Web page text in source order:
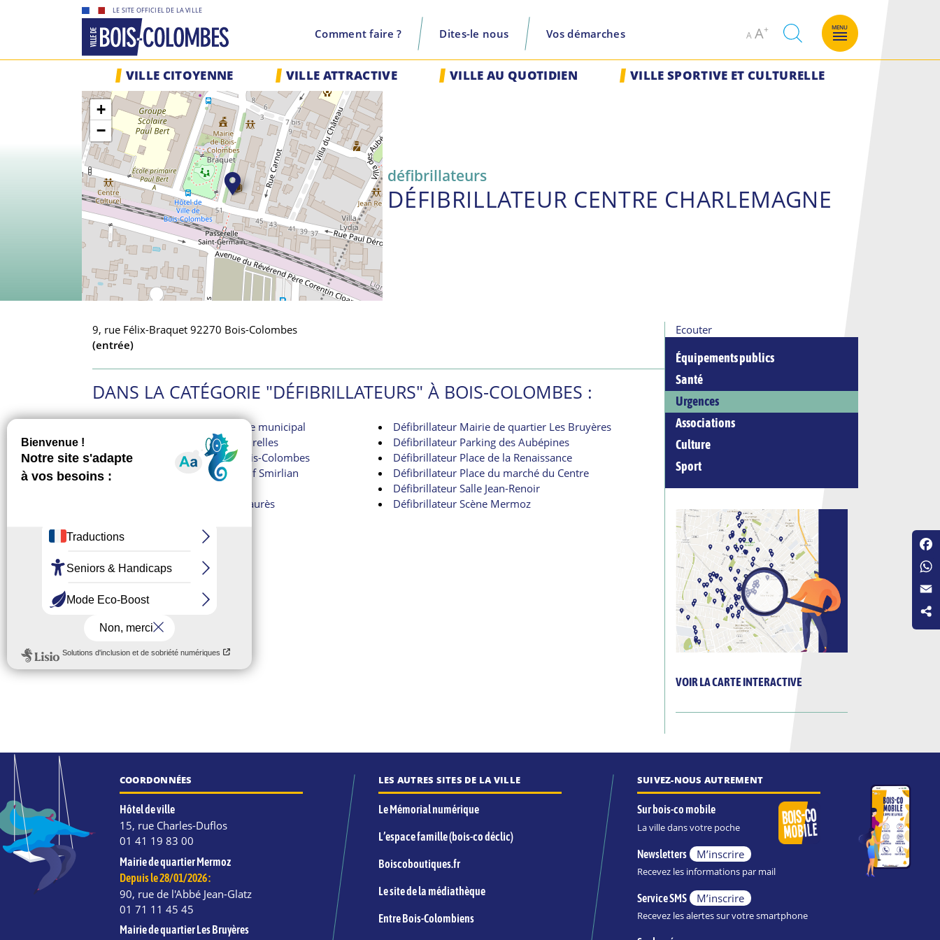
LE SITE OFFICIEL DE LA VILLE
de
la
ville
de
Bois-
Colombes
Comment faire ? Dites-le nous Vos démarches A
Decrease
font
AIncrease
size.
recherche
MENU
VILLE CITOYENNE VILLE ATTRACTIVE VILLE AU QUOTIDIEN VILLE SPORTIVE ET CULTURELLE
+
−
défibrillateurs
DÉFIBRILLATEUR CENTRE CHARLEMAGNE
9, rue Félix-Braquet 92270 Bois-Colombes
(entrée)
DANS LA CATÉGORIE "DÉFIBRILLATEURS" À BOIS-COLOMBES :
Défibrillateur Centre technique municipal
Défibrillateur Château des Tourelles
Défibrillateur Cimetière de Bois-Colombes
Défibrillateur Complexe sportif Smirlian
Défibrillateur Gymnase Jean-Jaurès
Défibrillateur Mairie de quartier Les Bruyères
Défibrillateur Parking des Aubépines
Défibrillateur Place de la Renaissance
Défibrillateur Place du marché du Centre
Défibrillateur Salle Jean-Renoir
Défibrillateur Scène Mermoz
Ecouter
Équipements publics
Santé
Urgences
Associations
Culture
Sport
VOIR LA CARTE INTERACTIVE
COORDONNÉES
Hôtel de ville
15, rue Charles-Duflos
01 41 19 83 00
Mairie de quartier Mermoz
Depuis le 28/01/2026 :
90, rue de l'Abbé Jean-Glatz
01 71 11 45 45
Mairie de quartier Les Bruyères
LES AUTRES SITES DE LA VILLE
Le Mémorial numérique
L’espace famille (bois-co déclic)
Boiscoboutiques.fr
Le site de la médiathèque
Entre Bois-Colombiens
SUIVEZ-NOUS AUTREMENT
Sur bois-co mobile
La ville dans votre poche
Newsletters M’inscrire
Recevez les informations par mail
Service SMS M’inscrire
Recevez les alertes sur votre smartphone